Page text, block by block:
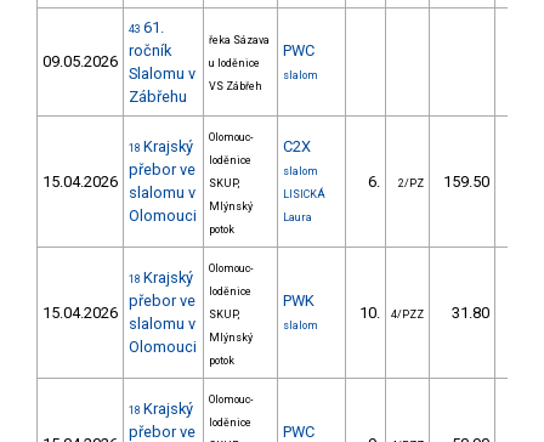
09.05.2026
43 61.
ročník
Slalomu v
Zábřehu
řeka Sázava
u loděnice
VS Zábřeh
PWC
slalom
15.04.2026
18 Krajský
přebor ve
slalomu v
Olomouci
Olomouc-
loděnice
SKUP,
Mlýnský
potok
C2X
slalom
LISICKÁ
Laura
6. 2/PZ 159.50
15.04.2026
18 Krajský
přebor ve
slalomu v
Olomouci
Olomouc-
loděnice
SKUP,
Mlýnský
potok
PWK
slalom
10. 4/PZZ 31.80
18 Krajský
přebor ve
Olomouc-
loděnice
PWC